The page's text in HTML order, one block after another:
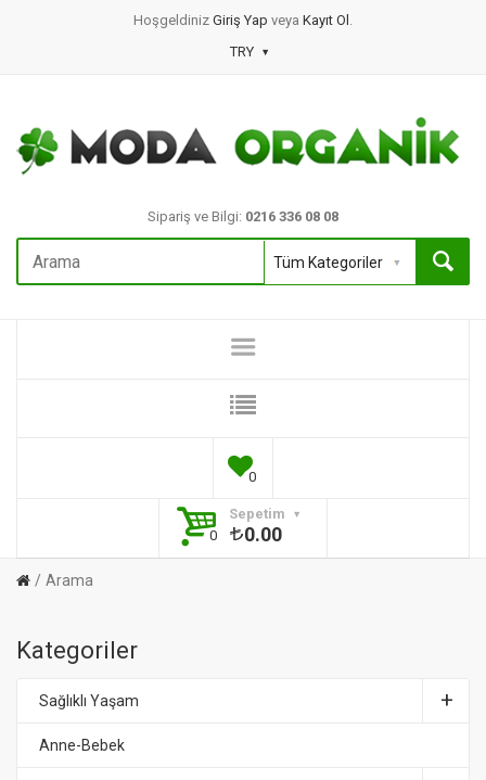
Hoşgeldiniz Giriş Yap veya Kayıt Ol .
TRY
Sipariş ve Bilgi: 0216 336 08 08
0
Sepetim
0
0.00
Arama
Kategoriler
Sağlıklı Yaşam
Anne-Bebek